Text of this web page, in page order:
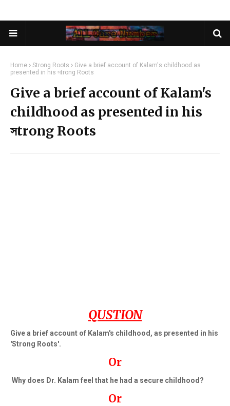
Home Strong Roots
Give a brief account of Kalam's childhood as
presented in his সtrong Roots
Give a brief account of Kalam's
childhood as presented in his
সtrong Roots
QUSTION
Give a brief account of Kalam's childhood, as presented in his
'Strong Roots'.
Or
Why does Dr. Kalam feel that he had a secure childhood?
Or